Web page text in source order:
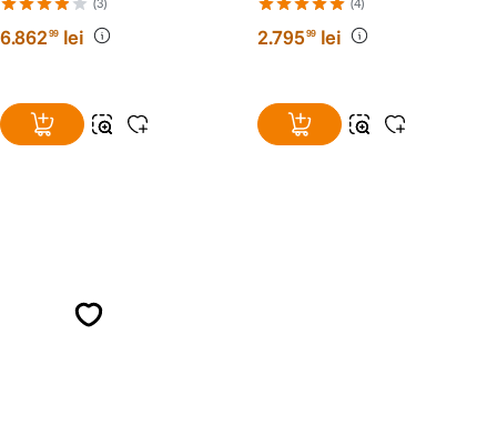
6.86299 lei 2.79599 lei